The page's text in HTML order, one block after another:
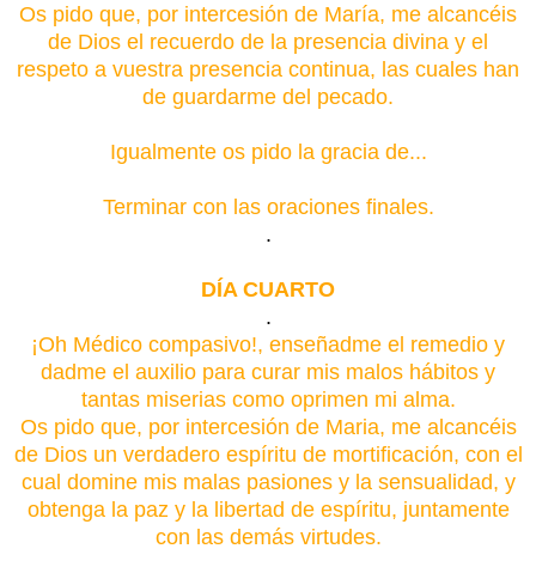
Os pido que, por intercesión de María, me alcancéis
de Dios el recuerdo de la presencia divina y el
respeto a vuestra presencia continua, las cuales han
de guardarme del pecado.
Igualmente os pido la gracia de...
Terminar con las oraciones finales.
.
DÍA CUARTO
.
¡Oh Médico compasivo!, enseñadme el remedio y
dadme el auxilio para curar mis malos hábitos y
tantas miserias como oprimen mi alma.
Os pido que, por intercesión de Maria, me alcancéis
de Dios un verdadero espíritu de mortificación, con el
cual domine mis malas pasiones y la sensualidad, y
obtenga la paz y la libertad de espíritu, juntamente
con las demás virtudes.